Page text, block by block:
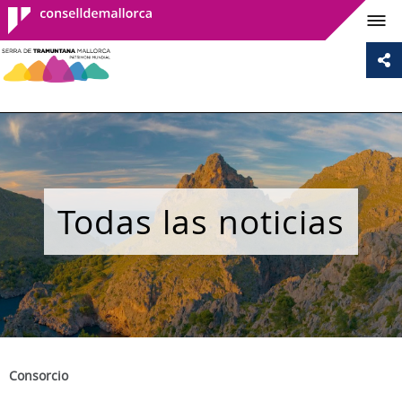
Consell de
Mallorca
Todas las noticias
Consorcio